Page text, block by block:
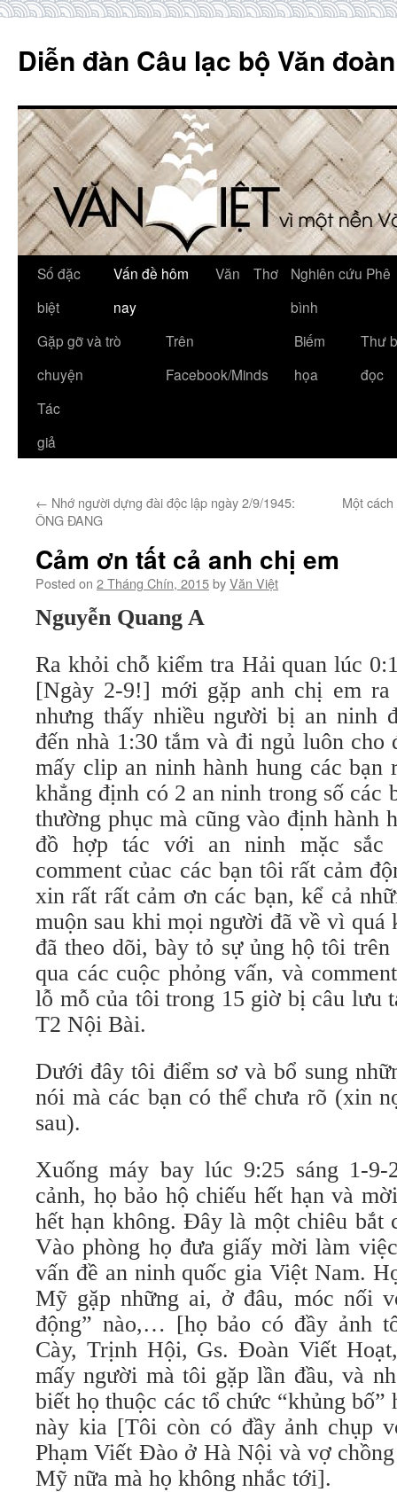
content
Diễn đàn Câu lạc bộ Văn
Số đặc
biệt
Vấn đề hôm
nay
Văn Thơ
Nghiên cứu Phê
bình
Gặp gỡ và trò
chuyện
Trên
Facebook/Minds
Biếm
họa
Thư
đọc
Tác
giả
← Nhớ người dựng đài độc lập ngày 2/9/1945:
ÔNG ĐANG
Một
Cảm ơn tất cả anh chị em
Posted on 2 Tháng Chín, 2015byVăn Việt
Nguyễn Quang A
Ra khỏi chỗ kiểm tra Hải quan lúc
[Ngày 2-9!] mới gặp anh chị em ra
nhưng thấy nhiều người bị an ninh
đến nhà 1:30 tắm và đi ngủ luôn cho
mấy clip an ninh hành hung các bạn
khẳng định có 2 an ninh trong số các
thường phục mà cũng vào định hành
đồ hợp tác với an ninh mặc sắc
comment củac các bạn tôi rất cảm
xin rất rất cảm ơn các bạn, kể cả
muộn sau khi mọi người đã về vì quá
đã theo dõi, bày tỏ sự ủng hộ tôi
qua các cuộc phỏng vấn, và
lỗ mỗ của tôi trong 15 giờ bị câu lưu
T2 Nội Bài.
Dưới đây tôi điểm sơ và bổ sung
nói mà các bạn có thể chưa rõ (xin
sau).
Xuống máy bay lúc 9:25 sáng 1-9-
cảnh, họ bảo hộ chiếu hết hạn và
hết hạn không. Đây là một chiêu bắt
Vào phòng họ đưa giấy mời làm
vấn đề an ninh quốc gia Việt Nam.
Mỹ gặp những ai, ở đâu, móc nối
động” nào,… [họ bảo có đầy ảnh
Cày, Trịnh Hội, Gs. Đoàn Viết
mấy người mà tôi gặp lần đầu, và
biết họ thuộc các tổ chức “khủng bố”
này kia [Tôi còn có đầy ảnh chụp
Phạm Viết Đào ở Hà Nội và vợ
Mỹ nữa mà họ không nhắc tới].